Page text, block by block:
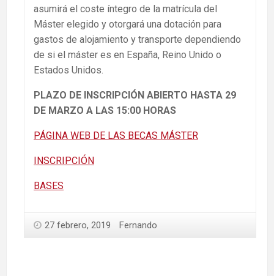
asumirá el coste íntegro de la matrícula del
Máster elegido y otorgará una dotación para
gastos de alojamiento y transporte dependiendo
de si el máster es en España, Reino Unido o
Estados Unidos.
PLAZO DE INSCRIPCIÓN ABIERTO HASTA 29
DE MARZO A LAS 15:00 HORAS
PÁGINA WEB DE LAS BECAS MÁSTER
INSCRIPCIÓN
BASES
27 febrero, 2019 Fernando